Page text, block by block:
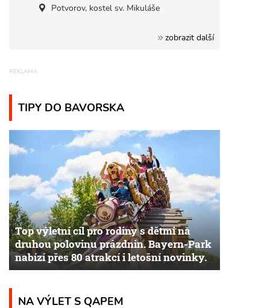
Potvorov, kostel sv. Mikuláše
zobrazit další
TIPY DO BAVORSKA
Top výletní cíl pro rodiny s dětmi na
druhou polovinu prázdnin. Bayern-Park
nabízí přes 80 atrakcí i letošní novinky.
NA VÝLET S QAPEM